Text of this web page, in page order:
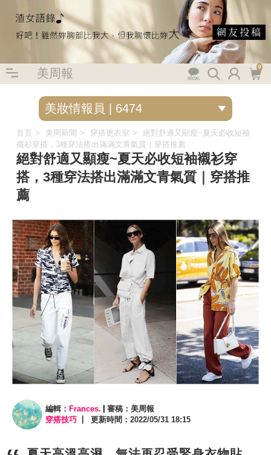
美周報 0
首頁 美周新聞 穿搭更衣室
絕對舒適又顯瘦~夏天必收短袖
襯衫穿搭，3種穿法搭出滿滿文青氣質｜穿搭推薦
絕對舒適又顯瘦~夏天必收短袖襯衫穿
搭，3種穿法搭出滿滿文青氣質｜穿搭推
薦
編輯： Frances.
審稿：美周報
穿搭技巧
更新時間：2022/05/31 18:15